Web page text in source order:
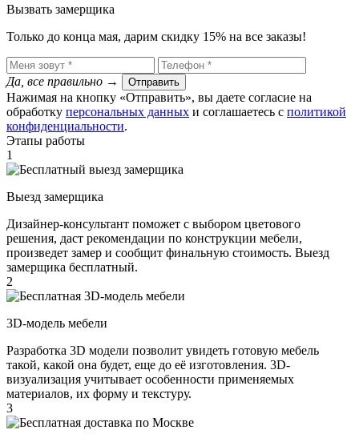
Вызвать замерщика
Только до конца мая, дарим скидку 15% на все заказы!
Да, все правильно → Отправить
Нажимая на кнопку «Отправить», вы даете согласие на
обработку персональных данных ​ и соглашаетесь c политикой
конфиденциальности.
Этапы работы
1
Выезд замерщика
Дизайнер-консультант поможет с выбором цветового
решения, даст рекомендации по конструкции мебели,
произведет замер и сообщит финальную стоимость. Выезд
замерщика бесплатный.
2
3D-модель мебели
Разработка 3D модели позволит увидеть готовую мебель
такой, какой она будет, еще до её изготовления. 3D-
визуализация учитывает особенности применяемых
материалов, их форму и текстуру.
3